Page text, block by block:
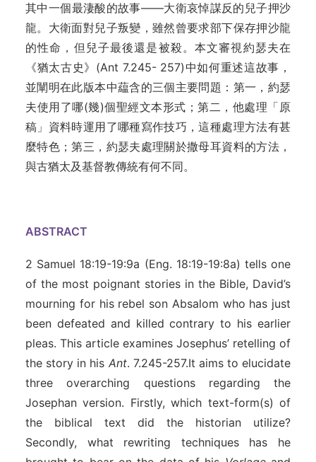
其中一個最淒酸的故事——大衛哀悼謀反的兒子押沙
龍。大衛面對兒子叛變，雖然曾要求部下保存押沙龍
的性命，但兒子最後還是被殺。本文審視約瑟夫在
《猶太古史》(Ant 7.245- 257)中如何重述這故事，
並闡明在此版本中藴含的三個主要問題：第一，約瑟
夫使用了哪(幾)個聖經文本形式；第二，他處理「原
稿」資料時運用了哪種寫作技巧，這種處理方法有甚
麼特色；第三，約瑟夫處理關於撒母耳資料的方法，
與古猶太及基督教傳統有何不同。
ABSTRACT
2 Samuel 18:19-19:9a (Eng. 18:19-19:8a) tells one
of the most poignant stories in the Bible, David’s
mourning for his rebel son Absalom who has just
been defeated and killed contrary to his earlier
pleas. This article examines Josephus’ retelling of
the story in his Ant. 7.245-257.It aims to elucidate
three overarching questions regarding the
Josephan version. Firstly, which text-form(s) of
the biblical text did the historian utilize?
Secondly, what rewriting techniques has he